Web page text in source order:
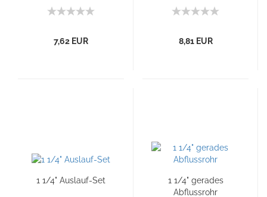
7,62 EUR 8,81 EUR
1 1/4" Auslauf-Set
1 1/4" gerades
Abflussrohr